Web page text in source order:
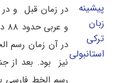
پیشینه
زبان
ترکی
استانبولی
در زمان قبل و در
در آن زمان رسم
رسم الخط فارسی